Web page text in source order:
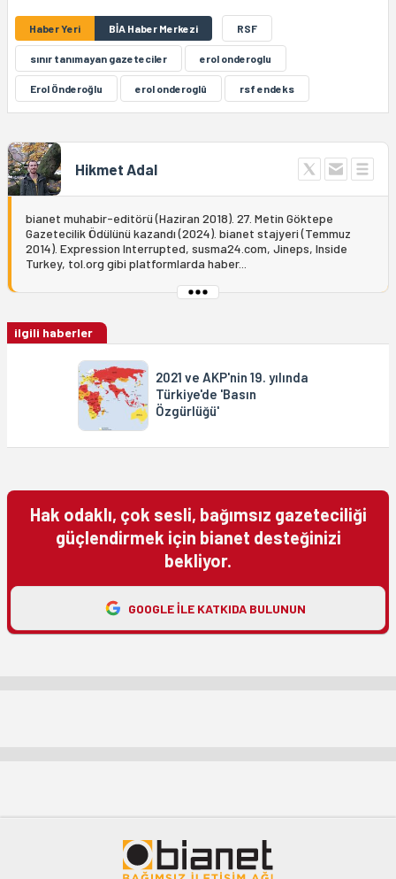
Haber Yeri BİA Haber Merkezi RSF
sınır tanımayan gazeteciler erol onderoglu
Erol Önderoğlu erol onderoglû rsf endeks
Hikmet Adal
bianet muhabir-editörü (Haziran 2018). 27. Metin Göktepe
Gazetecilik Ödülünü kazandı (2024). bianet stajyeri (Temmuz
2014). Expression Interrupted, susma24.com, Jineps, Inside
Turkey, tol.org gibi platformlarda haber...
ilgili haberler
2021 ve AKP'nin 19. yılında
Türkiye'de 'Basın
Özgürlüğü'
Hak odaklı, çok sesli, bağımsız gazeteciliği
güçlendirmek için bianet desteğinizi
bekliyor.
GOOGLE ILE KATKIDA BULUNUN